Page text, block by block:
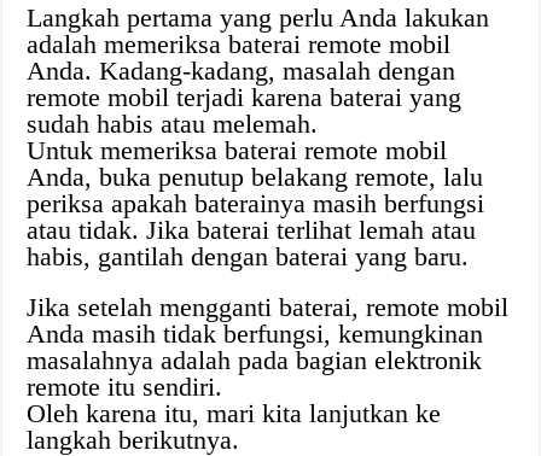
Langkah pertama yang perlu Anda lakukan
adalah memeriksa baterai remote mobil
Anda. Kadang-kadang, masalah dengan
remote mobil terjadi karena baterai yang
sudah habis atau melemah.
Untuk memeriksa baterai remote mobil
Anda, buka penutup belakang remote, lalu
periksa apakah baterainya masih berfungsi
atau tidak. Jika baterai terlihat lemah atau
habis, gantilah dengan baterai yang baru.
Jika setelah mengganti baterai, remote mobil
Anda masih tidak berfungsi, kemungkinan
masalahnya adalah pada bagian elektronik
remote itu sendiri.
Oleh karena itu, mari kita lanjutkan ke
langkah berikutnya.